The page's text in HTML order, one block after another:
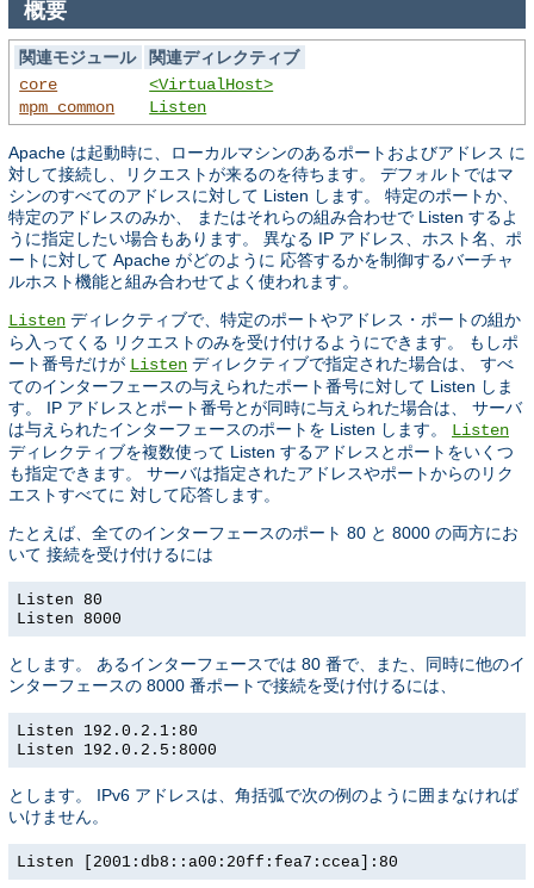
概要
関連モジュール
関連ディレクティブ
core
mpm_common
<VirtualHost>
Listen
Apache は起動時に、ローカルマシンのあるポートおよびアドレス に
対して接続し、リクエストが来るのを待ちます。 デフォルトではマ
シンのすべてのアドレスに対して Listen します。 特定のポートか、
特定のアドレスのみか、 またはそれらの組み合わせで Listen するよ
うに指定したい場合もあります。 異なる IP アドレス、ホスト名、ポ
ートに対して Apache がどのように 応答するかを制御するバーチャ
ルホスト機能と組み合わせてよく使われます。
Listen ディレクティブで、特定のポートやアドレス・ポートの組か
ら入ってくる リクエストのみを受け付けるようにできます。 もしポ
ート番号だけが Listen ディレクティブで指定された場合は、 すべ
てのインターフェースの与えられたポート番号に対して Listen しま
す。 IP アドレスとポート番号とが同時に与えられた場合は、 サーバ
は与えられたインターフェースのポートを Listen します。 Listen
ディレクティブを複数使って Listen するアドレスとポートをいくつ
も指定できます。 サーバは指定されたアドレスやポートからのリク
エストすべてに 対して応答します。
たとえば、全てのインターフェースのポート 80 と 8000 の両方にお
いて 接続を受け付けるには
Listen 80
Listen 8000
とします。 あるインターフェースでは 80 番で、また、同時に他のイ
ンターフェースの 8000 番ポートで接続を受け付けるには、
Listen 192.0.2.1:80
Listen 192.0.2.5:8000
とします。 IPv6 アドレスは、角括弧で次の例のように囲まなければ
いけません。
Listen [2001:db8::a00:20ff:fea7:ccea]:80